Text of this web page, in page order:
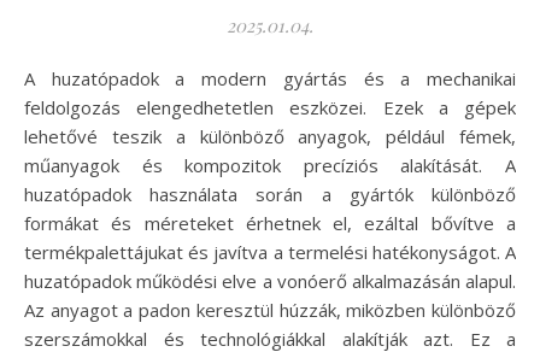
2025.01.04.
A huzatópadok a modern gyártás és a mechanikai
feldolgozás elengedhetetlen eszközei. Ezek a gépek
lehetővé teszik a különböző anyagok, például fémek,
műanyagok és kompozitok precíziós alakítását. A
huzatópadok használata során a gyártók különböző
formákat és méreteket érhetnek el, ezáltal bővítve a
termékpalettájukat és javítva a termelési hatékonyságot. A
huzatópadok működési elve a vonóerő alkalmazásán alapul.
Az anyagot a padon keresztül húzzák, miközben különböző
szerszámokkal és technológiákkal alakítják azt. Ez a